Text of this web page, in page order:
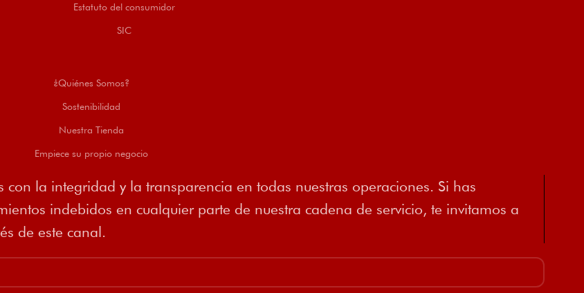
Estatuto del consumidor
SIC
¿Quiénes Somos?
Sostenibilidad
Nuestra Tienda
Empiece su propio negocio
con la integridad y la transparencia en todas nuestras operaciones. Si has
indebidos en cualquier parte de nuestra cadena de servicio, te invitamos a
de este canal.